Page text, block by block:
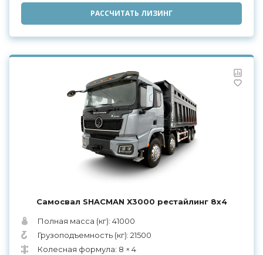
РАССЧИТАТЬ ЛИЗИНГ
Самосвал SHACMAN X3000 рестайлинг 8x4
Полная масса (кг): 41000
Грузоподъемность (кг): 21500
Колесная формула: 8 × 4